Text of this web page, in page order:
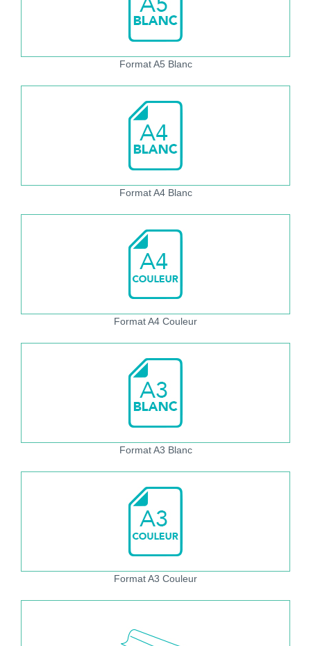
Format A5 Blanc
Format A4 Blanc
Format A4 Couleur
Format A3 Blanc
Format A3 Couleur